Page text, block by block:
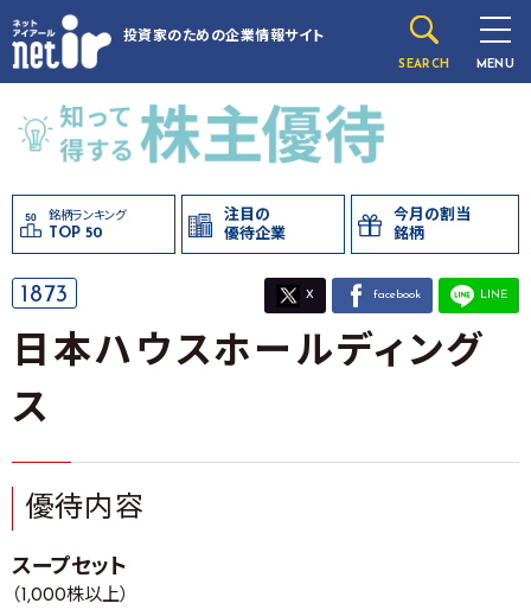
投資家のための企業情報サイト
SEARCH MENU
銘柄ランキング
TOP 50
注目の
優待企業
今月の割当
銘柄
1873 X facebook LINE
日本ハウスホールディング
ス
優待内容
スープセット
（1,000株以上）